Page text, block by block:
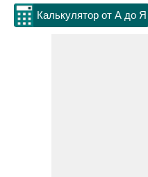
Калькулятор от А до Я